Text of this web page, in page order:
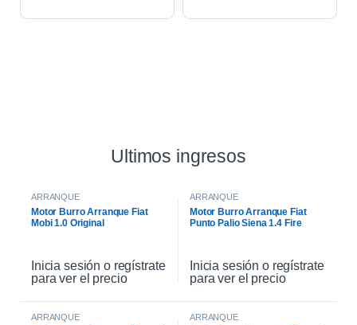
Ultimos ingresos
ARRANQUE
Motor Burro Arranque Fiat
Mobi 1.0 Original
Inicia sesión o regístrate
para ver el precio
ARRANQUE
Motor Burro Arranque Fiat
Punto Palio Siena 1.4 Fire
Inicia sesión o regístrate
para ver el precio
ARRANQUE ARRANQUE